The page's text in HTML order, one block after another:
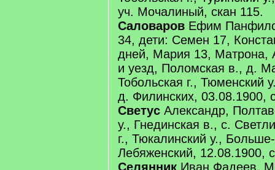
уч. Мочалиный, скан 115.
Саловаров Ефим
34, дети: Семен 17,
дней, Мария 13, Матрона,
и уезд, Поломская в., д.
Тобольская г., Тюменский
д. Филинских, 03.08.1900,
Светус Александр,
у., Гнединская в., с.
г., Тюкалинский у.,
Лебяженский, 12.08.1900,
Селянник Иван Фадеев,